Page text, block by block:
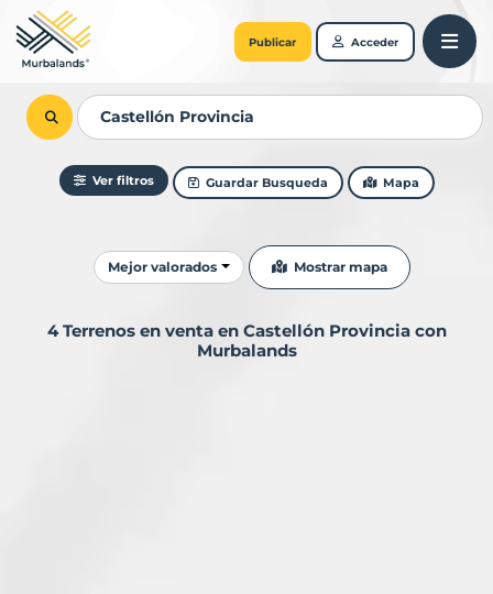
Publicar Acceder
Ver filtros Guardar Busqueda Mapa
Ordenar resultados
Mejor valorados Mostrar mapa
4 Terrenos en venta en Castellón Provincia con
Murbalands